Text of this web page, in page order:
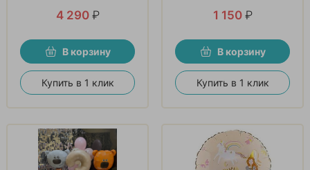
4 290 ₽
В корзину
Купить в 1 клик
1 150 ₽
В корзину
Купить в 1 клик